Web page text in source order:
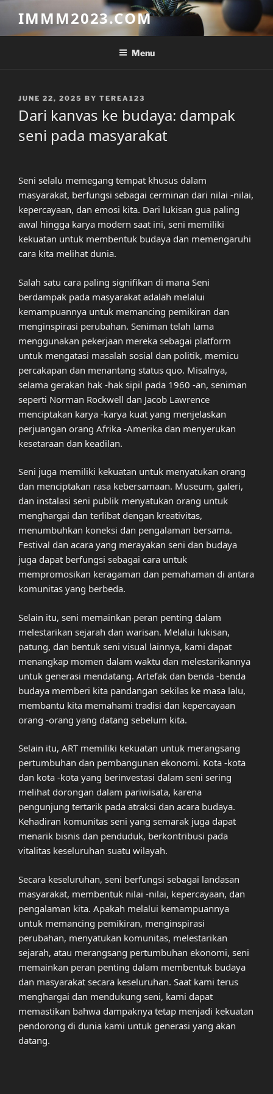
content
IMMM2023.COM
Menu
POSTED
JUNE 22, 2025 BY TEREA123
Dari kanvas ke budaya: dampak
seni pada masyarakat
Seni selalu memegang tempat khusus dalam
masyarakat, berfungsi sebagai cerminan dari nilai -nilai,
kepercayaan, dan emosi kita. Dari lukisan gua paling
awal hingga karya modern saat ini, seni memiliki
kekuatan untuk membentuk budaya dan memengaruhi
cara kita melihat dunia.
Salah satu cara paling signifikan di mana Seni
berdampak pada masyarakat adalah melalui
kemampuannya untuk memancing pemikiran dan
menginspirasi perubahan. Seniman telah lama
menggunakan pekerjaan mereka sebagai platform
untuk mengatasi masalah sosial dan politik, memicu
percakapan dan menantang status quo. Misalnya,
selama gerakan hak -hak sipil pada 1960 -an, seniman
seperti Norman Rockwell dan Jacob Lawrence
menciptakan karya -karya kuat yang menjelaskan
perjuangan orang Afrika -Amerika dan menyerukan
kesetaraan dan keadilan.
Seni juga memiliki kekuatan untuk menyatukan orang
dan menciptakan rasa kebersamaan. Museum, galeri,
dan instalasi seni publik menyatukan orang untuk
menghargai dan terlibat dengan kreativitas,
menumbuhkan koneksi dan pengalaman bersama.
Festival dan acara yang merayakan seni dan budaya
juga dapat berfungsi sebagai cara untuk
mempromosikan keragaman dan pemahaman di antara
komunitas yang berbeda.
Selain itu, seni memainkan peran penting dalam
melestarikan sejarah dan warisan. Melalui lukisan,
patung, dan bentuk seni visual lainnya, kami dapat
menangkap momen dalam waktu dan melestarikannya
untuk generasi mendatang. Artefak dan benda -benda
budaya memberi kita pandangan sekilas ke masa lalu,
membantu kita memahami tradisi dan kepercayaan
orang -orang yang datang sebelum kita.
Selain itu, ART memiliki kekuatan untuk merangsang
pertumbuhan dan pembangunan ekonomi. Kota -kota
dan kota -kota yang berinvestasi dalam seni sering
melihat dorongan dalam pariwisata, karena
pengunjung tertarik pada atraksi dan acara budaya.
Kehadiran komunitas seni yang semarak juga dapat
menarik bisnis dan penduduk, berkontribusi pada
vitalitas keseluruhan suatu wilayah.
Secara keseluruhan, seni berfungsi sebagai landasan
masyarakat, membentuk nilai -nilai, kepercayaan, dan
pengalaman kita. Apakah melalui kemampuannya
untuk memancing pemikiran, menginspirasi
perubahan, menyatukan komunitas, melestarikan
sejarah, atau merangsang pertumbuhan ekonomi, seni
memainkan peran penting dalam membentuk budaya
dan masyarakat secara keseluruhan. Saat kami terus
menghargai dan mendukung seni, kami dapat
memastikan bahwa dampaknya tetap menjadi kekuatan
pendorong di dunia kami untuk generasi yang akan
datang.